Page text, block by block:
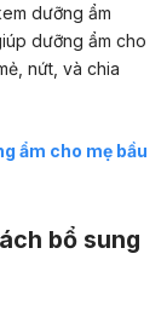
dưỡng ẩm
dưỡng ẩm cho
nứt, và chia
ẩm cho mẹ bầu
bổ sung